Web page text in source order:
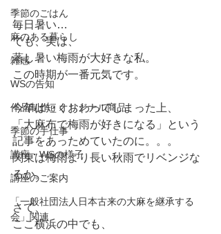
季節のごはん
麻のある暮らし
雑感
WSの告知
作品制作・オリジナル商品
季節の手仕事
講座・WSの様子
講座のご案内
「一般社団法人日本古来の大麻を継承する
会」関連
毎日暑い…
でも、実は、
蒸し暑い梅雨が大好きな私。
この時期が一番元気です。
今年は短くおわってしまった上、
「大麻布で梅雨が好きになる」という
記事をあっためていたのに。。。
関東は梅雨より長い秋雨でリベンジな
るか。
さて、
ここ横浜の中でも、